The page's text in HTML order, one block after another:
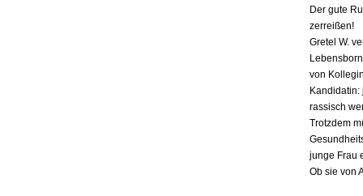
Der gute
zerreißen!
Gretel W.
von
rassisch
Trotzdem
junge Frau
Ob sie von